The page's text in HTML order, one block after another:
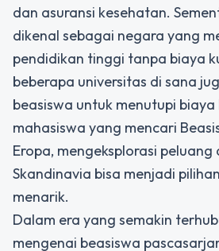
dan asuransi kesehatan.
dikenal sebagai negara yang
pendidikan tinggi tanpa biaya
beberapa universitas di sana
beasiswa untuk menutupi
mahasiswa yang mencari
Eropa, mengeksplorasi
Skandinavia bisa menjadi
menarik.
Dalam era yang semakin
mengenai beasiswa